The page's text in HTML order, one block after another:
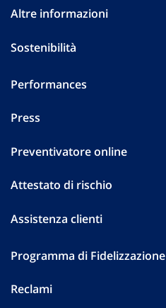
Altre informazioni
Sostenibilità
Performances
Press
Preventivatore online
Attestato di rischio
Assistenza clienti
Programma di Fidelizzazione
Reclami